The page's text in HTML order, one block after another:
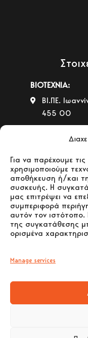
Για να παρέχουμε τις
χρησιμοποιούμε
αποθήκευση ή/και
συσκευής. Η
μας επιτρέψει να
συμπεριφορά
αυτόν τον
της συγκατάθεσης
ορισμένα
Manage services
ΒΙΟΤΕΧΝΙΑ:
ΒΙ.ΠΕ.
455 00
ΚΑΤΑΣΤΗΜΑ
4ο χλμ.
+30 26510
+30 26510
E-mail:
Ωράριο:
Τρίτη -